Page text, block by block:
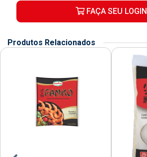
FAÇA SEU LOGIN
Produtos Relacionados